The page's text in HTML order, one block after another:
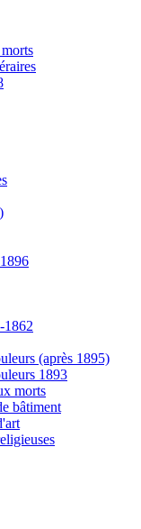
1862
(après 1895)
1893
morts
bâtiment